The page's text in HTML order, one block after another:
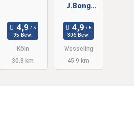
95 Bew.
Köln
30.8 km
J.Bong
GmbH
306 Bew.
Wesseling
45.9 km